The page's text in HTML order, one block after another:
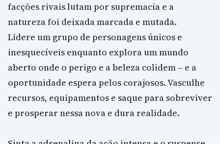
facções rivais lutam por supremacia e a
natureza foi deixada marcada e mutada.
Lidere um grupo de personagens únicos e
inesquecíveis enquanto explora um mundo
aberto onde o perigo e a beleza colidem – e a
oportunidade espera pelos corajosos. Vasculhe
recursos, equipamentos e saque para sobreviver
e prosperar nessa nova e dura realidade.